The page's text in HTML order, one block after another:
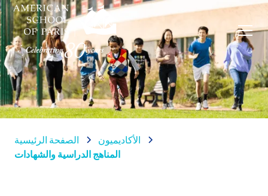
الصفحة الرئيسية
الأكاديميون
المناهج الدراسية والشهادات